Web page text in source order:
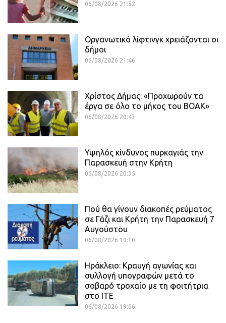
06/08/2026 21:52
Οργανωτικό λίφτινγκ χρειάζονται οι
δήμοι
06/08/2026 21:46
Χρίστος Δήμας: «Προχωρούν τα
έργα σε όλο το μήκος του ΒΟΑΚ»
06/08/2026 20:43
Υψηλός κίνδυνος πυρκαγιάς την
Παρασκευή στην Κρήτη
06/08/2026 20:35
Πού θα γίνουν διακοπές ρεύματος
σε Γάζι και Κρήτη την Παρασκευή 7
Αυγούστου
06/08/2026 19:10
Ηράκλειο: Κραυγή αγωνίας και
συλλογή υπογραφών μετά το
σοβαρό τροχαίο με τη φοιτήτρια
στο ΙΤΕ
06/08/2026 19:06